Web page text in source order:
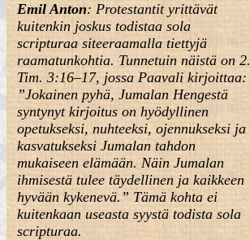
Emil Anton: Protestantit yrittävät
kuitenkin joskus todistaa sola
scripturaa siteeraamalla tiettyjä
raamatunkohtia. Tunnetuin näistä on 2.
Tim. 3:16–17, jossa Paavali kirjoittaa:
”Jokainen pyhä, Jumalan Hengestä
syntynyt kirjoitus on hyödyllinen
opetukseksi, nuhteeksi, ojennukseksi ja
kasvatukseksi Jumalan tahdon
mukaiseen elämään. Näin Jumalan
ihmisestä tulee täydellinen ja kaikkeen
hyvään kykenevä.” Tämä kohta ei
kuitenkaan useasta syystä todista sola
scripturaa.